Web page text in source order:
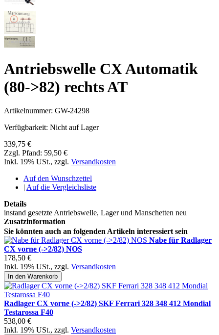
Antriebswelle CX Automatik
(80->82) rechts AT
Artikelnummer: GW-24298
Verfügbarkeit: Nicht auf Lager
339,75 €
Zzgl. Pfand: 59,50 €
Inkl. 19% USt., zzgl. Versandkosten
Auf den Wunschzettel
| Auf die Vergleichsliste
Details
instand gesetzte Antriebswelle, Lager und Manschetten neu
Zusatzinformation
Sie könnten auch an folgenden Artikeln interessiert sein
Nabe für Radlager
CX vorne (->2/82) NOS
178,50 €
Inkl. 19% USt., zzgl. Versandkosten
In den Warenkorb
Radlager CX vorne (->2/82) SKF Ferrari 328 348 412 Mondial
Testarossa F40
538,00 €
Inkl. 19% USt., zzgl. Versandkosten